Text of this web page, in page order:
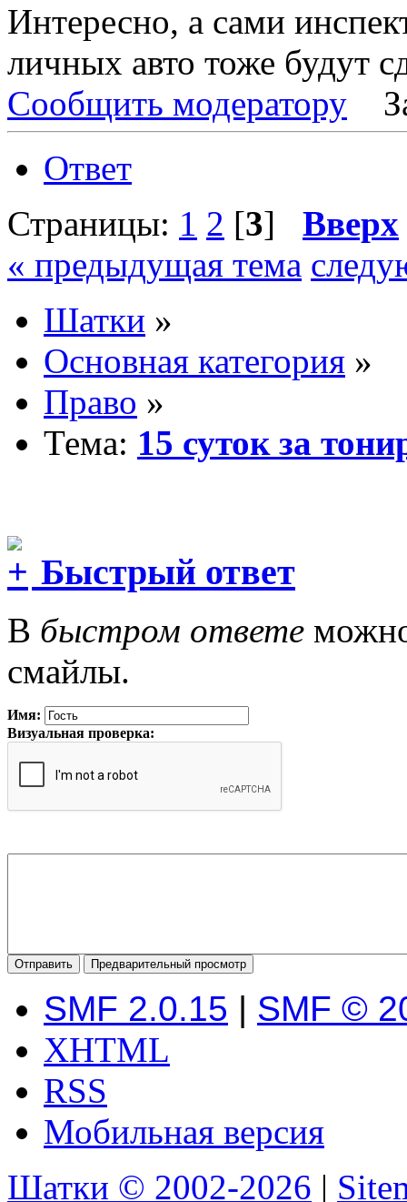
Интересно, а сами
личных авто тоже будут
Сообщить модератору
Ответ
Страницы: 1 2 [3] Вверх
« предыдущая тема
Шатки »
Основная категория »
Право »
Тема: 15 суток за
Быстрый ответ
В быстром ответе
смайлы.
Имя:
Визуальная проверка:
SMF 2.0.15 | SMF ©
XHTML
RSS
Мобильная версия
Шатки © 2002-2026 |